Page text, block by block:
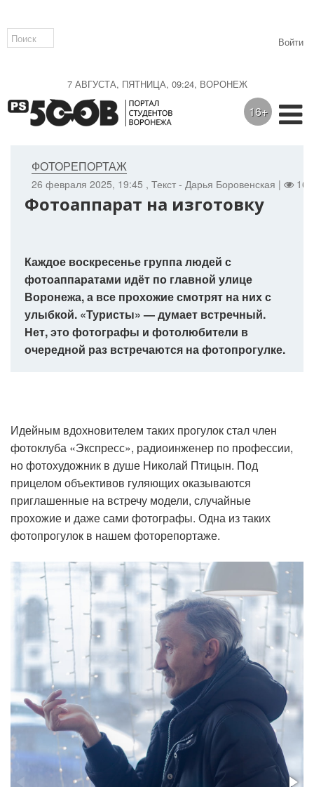
7 АВГУСТА, ПЯТНИЦА, 09:24, ВОРОНЕЖ
Войти
16+
26 февраля 2025, 19:45 , Текст - Дарья Боровенская |
ФОТОРЕПОРТАЖ
Фотоаппарат на изготовку
Каждое воскресенье группа людей с
фотоаппаратами идёт по главной улице
Воронежа, а все прохожие смотрят на них с
улыбкой. «Туристы» — думает встречный.
Нет, это фотографы и фотолюбители в
очередной раз встречаются на фотопрогулке.
Идейным вдохновителем таких прогулок стал член
фотоклуба «Экспресс», радиоинженер по профессии,
но фотохудожник в душе Николай Птицын. Под
прицелом объективов гуляющих оказываются
приглашенные на встречу модели, случайные
прохожие и даже сами фотографы. Одна из таких
фотопрогулок в нашем фоторепортаже.